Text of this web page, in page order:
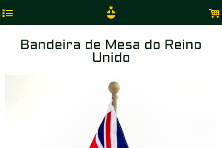
4 .
Bandeira de Mesa do Reino
Unido